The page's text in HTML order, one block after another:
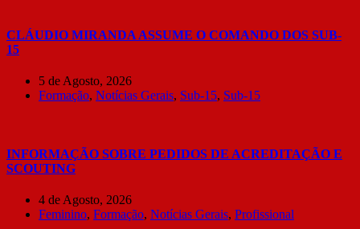
CLÁUDIO MIRANDA ASSUME O COMANDO DOS SUB-
15
5 de Agosto, 2026
Formação, Notícias Gerais, Sub-15, Sub-15
INFORMAÇÃO SOBRE PEDIDOS DE ACREDITAÇÃO E
SCOUTING
4 de Agosto, 2026
Feminino, Formação, Notícias Gerais, Profissional